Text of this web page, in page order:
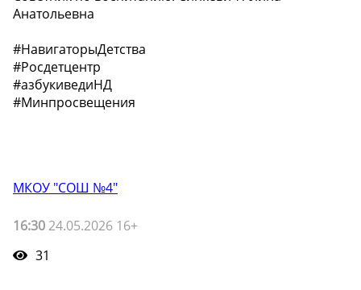
Анатольевна
#НавигаторыДетства
#Росдетцентр
#азбукиведиНД
#Минпросвещения
МКОУ "СОШ №4"
16:30 24.05.2026 16+
31